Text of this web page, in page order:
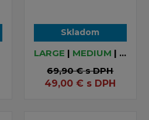
Skladom
LARGE | MEDIUM | ...
69,90 €s DPH
49,00 € s DPH